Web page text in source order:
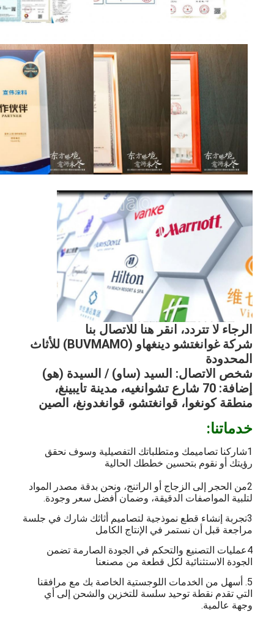
الرجاء لا تتردد، انقر هنا للاتصال بنا
شركة غوانغتشو دينغهاو (BUVMAMO) للأثاث
المحدودة
شخص الاتصال: السيد (ساو) / السيدة (هو)
إضافة: 70 شارع تشوانغيه، مدينة تايبينغ،
منطقة كونغوا، قوانغتشو، قوانغدونغ، الصين
خدماتنا:
1شاركنا تصاميمك ومتطلباتك التفصيلية وسوف نحقق
رؤيتك أو نقوم بتحسين خططك الحالية
2من الحجر إلى الزجاج أو الراتنج، ونحن بدقة مصدر المواد
لتلبية المواصفات الدقيقة، وضمان أفضل سعر وجودة.
3تجربة إنشاء قطع نموذجية لتصاميم أثاثك شارك في جلسة
مراجعة قبل أن نستمر في الإنتاج الكامل
4عمليات التصنيع والتحكم في الجودة الصارمة تضمن
الجودة الاستثنائية لكل قطعة من مصنعنا
5. أسهل من الخدمات اللوجستية الخاصة بك مع مرافقنا
التي تقدم نقطة توحيد سلسة للتخزين والشحن إلى أي
وجهة عالمية.